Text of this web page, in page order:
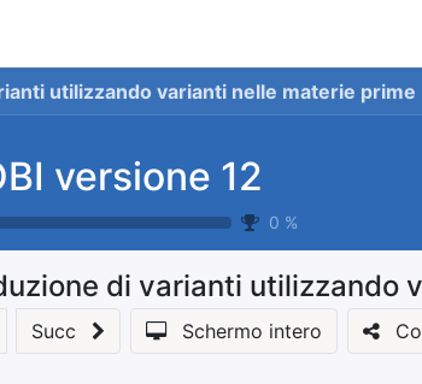
utilizzando varianti nelle materie prime
versione 12
0 %
di varianti utilizzando
Succ Schermo intero